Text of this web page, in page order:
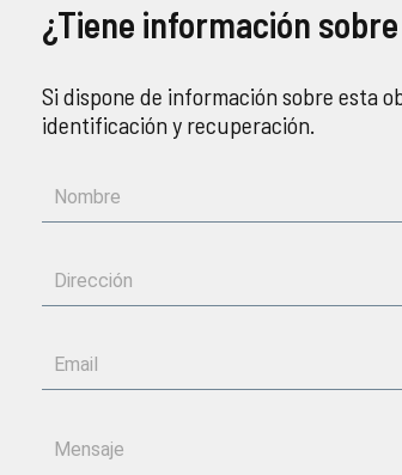
¿Tiene información
Si dispone de información sobre esta
identificación y recuperación.